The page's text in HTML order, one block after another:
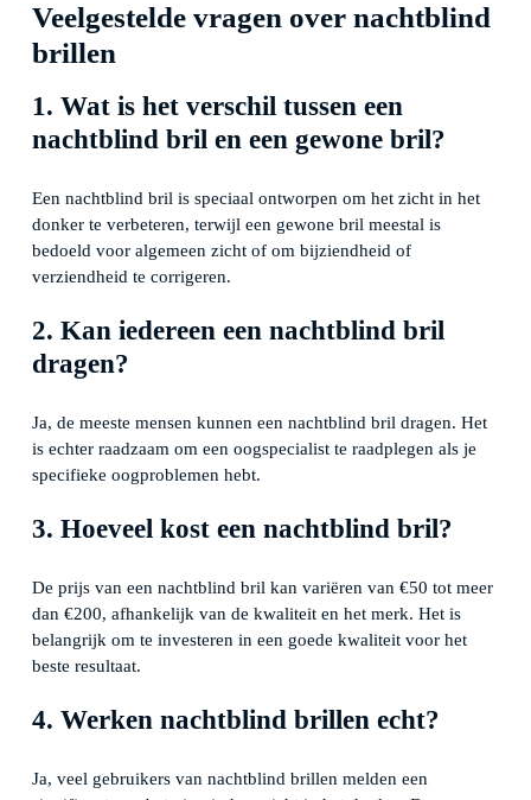
Veelgestelde vragen over nachtblind
brillen
1. Wat is het verschil tussen een
nachtblind bril en een gewone bril?
Een nachtblind bril is speciaal ontworpen om het zicht in het
donker te verbeteren, terwijl een gewone bril meestal is
bedoeld voor algemeen zicht of om bijziendheid of
verziendheid te corrigeren.
2. Kan iedereen een nachtblind bril
dragen?
Ja, de meeste mensen kunnen een nachtblind bril dragen. Het
is echter raadzaam om een oogspecialist te raadplegen als je
specifieke oogproblemen hebt.
3. Hoeveel kost een nachtblind bril?
De prijs van een nachtblind bril kan variëren van €50 tot meer
dan €200, afhankelijk van de kwaliteit en het merk. Het is
belangrijk om te investeren in een goede kwaliteit voor het
beste resultaat.
4. Werken nachtblind brillen echt?
Ja, veel gebruikers van nachtblind brillen melden een